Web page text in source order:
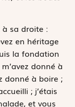
sa droite :
en héritage
la fondation
donné à
donné à boire ;
; j’étais
et vous